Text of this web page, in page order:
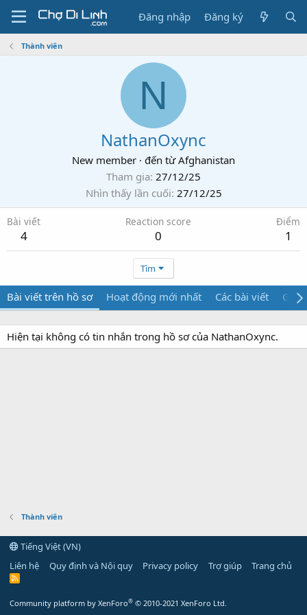
Đăng nhập Đăng ký
Thành viên
N
NathanOxync
New member · đến từ Afghanistan
Tham gia 27/12/25
Nhìn thấy lần cuối 27/12/25
Bài viết
4
Reaction score
0
Điểm
1
Tìm
Bài viết trên hồ sơ Hoạt động mới nhất Các bài viết Giới
Hiện tại không có tin nhắn trong hồ sơ của NathanOxync.
Thành viên
Tiếng Việt (VN)
Liên hệ
Quy định và Nội quy Privacy policy Trợ giúp Trang chủ
R
Community platform by XenForo® © 2010-2021 XenForo Ltd.